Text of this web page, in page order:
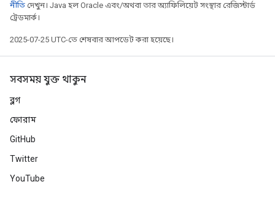
নীতি দেখুন। Java হল Oracle এবং/অথবা তার অ্যাফিলিয়েট সংস্থার রেজিস্টার্ড
ট্রেডমার্ক।
2025-07-25 UTC-তে শেষবার আপডেট করা হয়েছে।
সবসময় যুক্ত থাকুন
ব্লগ
ফোরাম
GitHub
Twitter
YouTube